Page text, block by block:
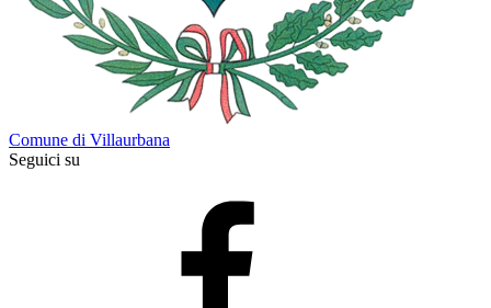
Comune di Villaurbana
Seguici su